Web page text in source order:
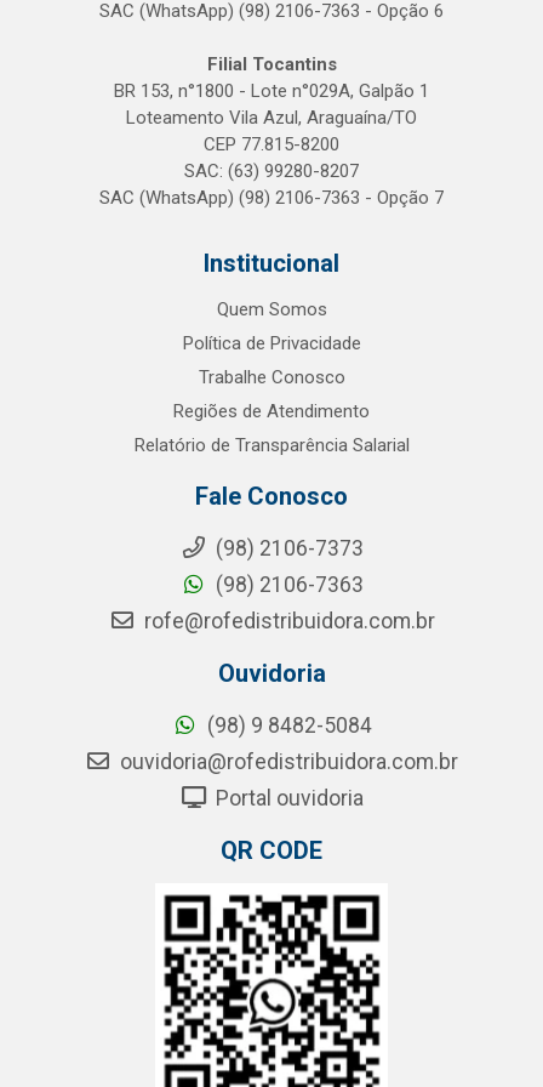
SAC (WhatsApp) (98) 2106-7363 - Opção 6
Filial Tocantins
BR 153, n°1800 - Lote n°029A, Galpão 1
Loteamento Vila Azul, Araguaína/TO
CEP 77.815-8200
SAC: (63) 99280-8207
SAC (WhatsApp) (98) 2106-7363 - Opção 7
Institucional
Quem Somos
Política de Privacidade
Trabalhe Conosco
Regiões de Atendimento
Relatório de Transparência Salarial
Fale Conosco
(98) 2106-7373
(98) 2106-7363
rofe@rofedistribuidora.com.br
Ouvidoria
(98) 9 8482-5084
ouvidoria@rofedistribuidora.com.br
Portal ouvidoria
QR CODE